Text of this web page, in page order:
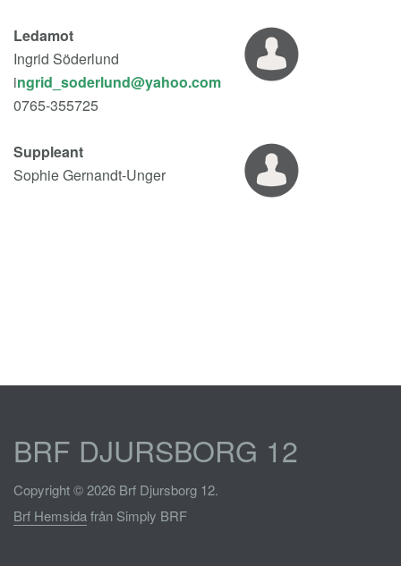
Ledamot
Ingrid Söderlund
i
0765-355725
Suppleant
Sophie Gernandt-Unger
BRF DJURSBORG 12
Copyright © 2026 Brf Djursborg 12.
Brf Hemsidafrån Simply BRF